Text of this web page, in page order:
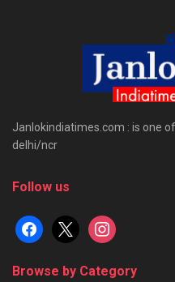
Janlokindiatimes.com : is one
delhi/ncr
Follow us
facebook
x instagram
Browse by Category